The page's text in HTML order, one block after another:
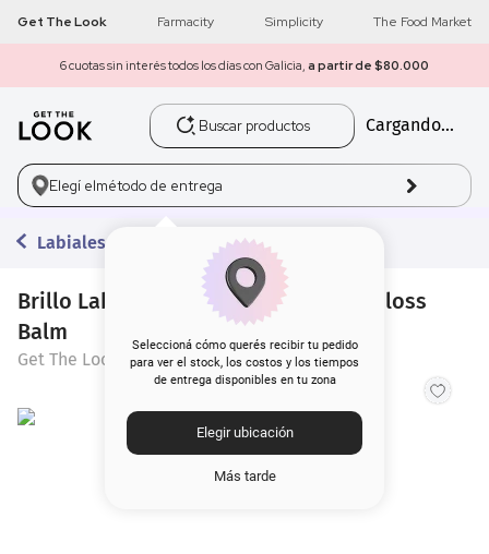
Get The Look Farmacity Simplicity The Food Market
6 cuotas sin interés todos los días con Galicia, a partir de $80.000
Buscar productos
Cargando...
Elegí elmétodo de entrega
Seleccioná cómo querés recibir tu pedido
para ver el stock, los costos y los tiempos
de entrega disponibles en tu zona
Elegir ubicación
Más tarde
Labiales en Barra
Brillo Labial en Barra Get The Look Gloss
Balm
Get The Look
1 get the look
2 máscara pestañas
3.
5. corrector